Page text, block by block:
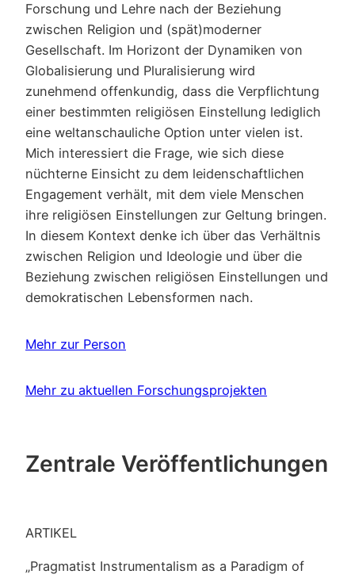
Forschung und Lehre nach der Beziehung
zwischen Religion und (spät)moderner
Gesellschaft. Im Horizont der Dynamiken von
Globalisierung und Pluralisierung wird
zunehmend offenkundig, dass die Verpflichtung
einer bestimmten religiösen Einstellung lediglich
eine weltanschauliche Option unter vielen ist.
Mich interessiert die Frage, wie sich diese
nüchterne Einsicht zu dem leidenschaftlichen
Engagement verhält, mit dem viele Menschen
ihre religiösen Einstellungen zur Geltung bringen.
In diesem Kontext denke ich über das Verhältnis
zwischen Religion und Ideologie und über die
Beziehung zwischen religiösen Einstellungen und
demokratischen Lebensformen nach.
Mehr zur Person
Mehr zu aktuellen Forschungsprojekten
Zentrale Veröffentlichungen
ARTIKEL
„Pragmatist Instrumentalism as a Paradigm of